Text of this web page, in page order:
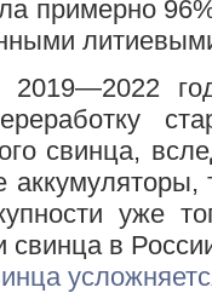
примерно
свинца,
уже
свинца в